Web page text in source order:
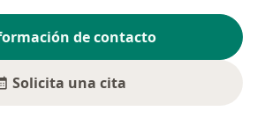
de contacto
Solicita una cita